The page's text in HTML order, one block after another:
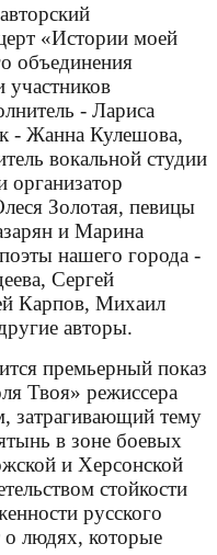
«Истории моей
объединения
- Лариса
- Жанна Кулешова,
вокальной студии
организатор
Золотая, певицы
и Марина
нашего города -
Сергей
Карпов, Михаил
авторы.
премьерный показ
Твоя» режиссера
затрагивающий тему
в зоне боевых
и Херсонской
стойкости
русского
о людях, которые